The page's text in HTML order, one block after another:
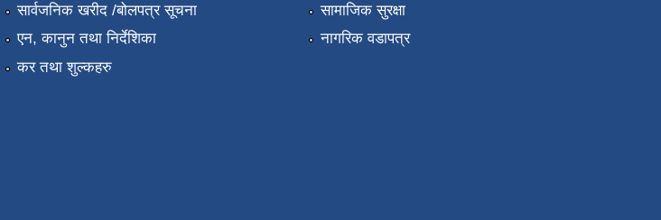
सार्वजनिक खरीद /बोलपत्र सूचना
एन, कानुन तथा निर्देशिका
कर तथा शुल्कहरु
सामाजिक सुरक्षा
नागरिक वडापत्र